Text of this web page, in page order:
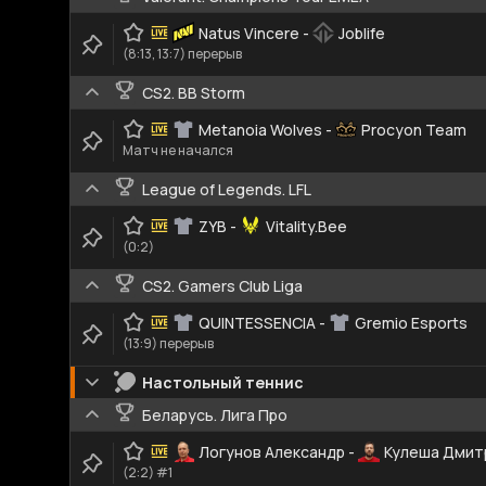
Natus Vincere - Joblife
(8:13, 13:7) перерыв
CS2. BB Storm
Metanoia Wolves - Procyon Team
Матч не начался
League of Legends. LFL
ZYB - Vitality.Bee
(0:2)
CS2. Gamers Club Liga
QUINTESSENCIA - Gremio Esports
(13:9) перерыв
Настольный теннис
Беларусь. Лига Про
Логунов Александр - Кулеша
(2:2) #1